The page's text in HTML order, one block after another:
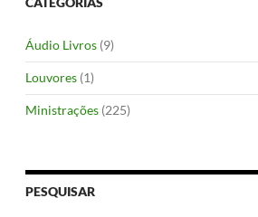
Áudio Livros (9)
Louvores (1)
Ministrações (225)
PESQUISAR